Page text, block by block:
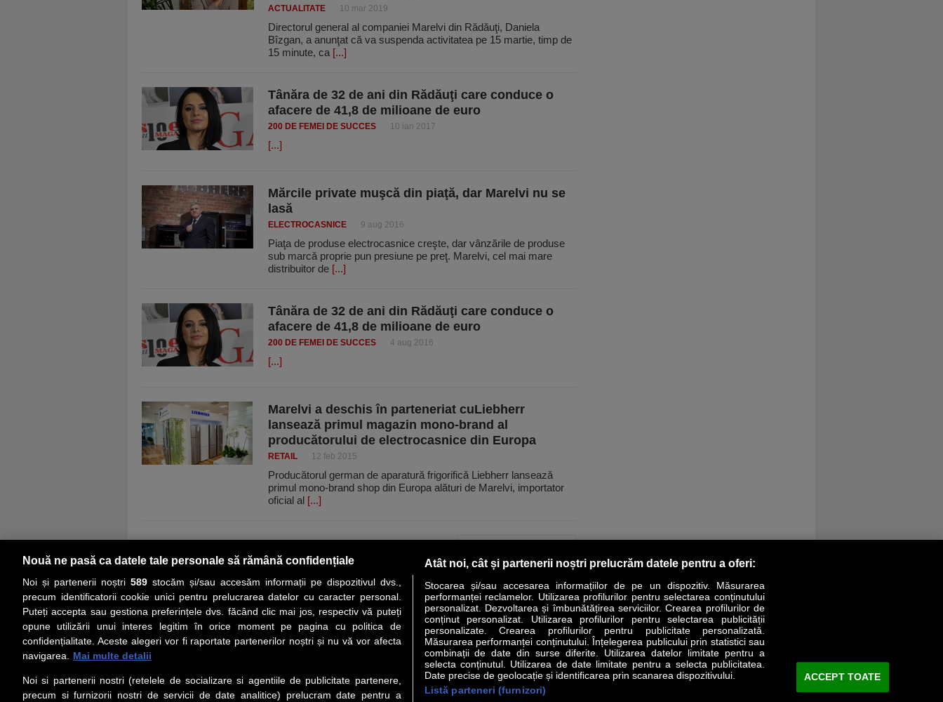
ACTUALITATE 10 mar 2019
Directorul general al companiei Marelvi din Rădăuţi, Daniela
Bîzgan, a anunţat că va suspenda activitatea pe 15 martie, timp de
15 minute, ca [...]
Tânăra de 32 de ani din Rădăuţi care conduce o
afacere de 41,8 de milioane de euro
200 DE FEMEI DE SUCCES 10 ian 2017
[...]
Mărcile private muşcă din piaţă, dar Marelvi nu se
lasă
ELECTROCASNICE 9 aug 2016
Piaţa de produse electrocasnice creşte, dar vânzările de produse
sub marcă proprie pun presiune pe preţ. Marelvi, cel mai mare
distribuitor de [...]
Tânăra de 32 de ani din Rădăuţi care conduce o
afacere de 41,8 de milioane de euro
200 DE FEMEI DE SUCCES 4 aug 2016
[...]
Marelvi a deschis în parteneriat cuLiebherr
lansează primul magazin mono-brand al
producătorului de electrocasnice din Europa
RETAIL 12 feb 2015
Producătorul german de aparatură frigorifică Liebherr lansează
primul mono-brand shop din Europa alături de Marelvi, importator
oficial al [...]
PRIMA PAGINĂ COVER STORY LIDERI ANALIZE HI-TECH MEET THE CEO LIFESTYLE SPECIAL OPINII
Social
Urmareste-ne pe Facebook
iarul Financiar
Politica de confidentialitate
Servicii Revista Business Magazin
Nouă ne pasă ca datele tale personale să rămână confidențiale
Noi și partenerii noștri 589stocăm și/sau accesăm informații pe dispozitivul dvs.,
precum identificatorii cookie unici pentru prelucrarea datelor cu caracter personal.
Puteți accepta sau gestiona preferințele dvs. făcând clic mai jos, respectiv vă puteți
opune utilizării unui interes legitim în orice moment pe pagina cu politica de
confidențialitate. Aceste alegeri vor fi raportate partenerilor noștri și nu vă vor afecta
navigarea.
Mai multe detalii
Noi si partenerii nostri (retelele de socializare si agentiile de publicitate partenere,
precum si furnizorii nostri de servicii de date analitice) prelucram date pentru a
Atât noi, cât și partenerii noștri prelucrăm datele pentru a oferi:
Stocarea și/sau accesarea informațiilor de pe un dispozitiv. Măsurarea
performanței reclamelor. Utilizarea profilurilor pentru selectarea conținutului
personalizat. Dezvoltarea și îmbunătățirea serviciilor. Crearea profilurilor de
conținut personalizat. Utilizarea profilurilor pentru selectarea publicității
personalizate. Crearea profilurilor pentru publicitate personalizată.
Măsurarea performanței conținutului. Înțelegerea publicului prin statistici sau
combinații de date din surse diferite. Utilizarea datelor limitate pentru a
selecta conținutul. Utilizarea de date limitate pentru a selecta publicitatea.
Date precise de geolocație și identificarea prin scanarea dispozitivului.
Listă parteneri (furnizori)
ACCEPT TOATE